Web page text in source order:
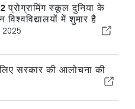
प्रोग्रामिंग स्कूल दुनिया के
में शुमार है
2025
सरकार की आलोचना की